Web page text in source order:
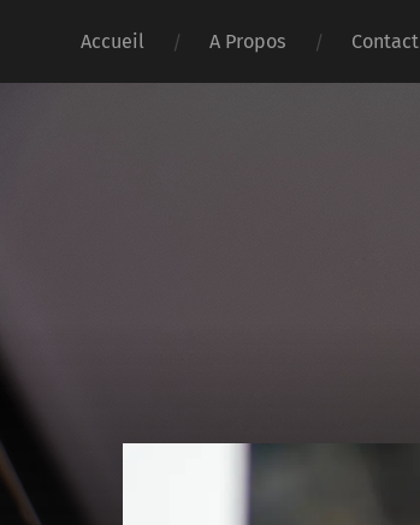
Accueil A Propos Contact